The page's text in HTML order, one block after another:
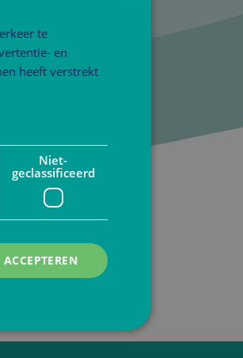
te
en
heeft verstrekt
Niet-
geclassificeerd